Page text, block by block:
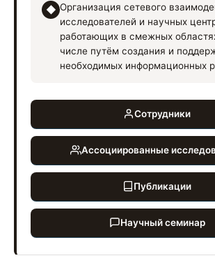
◆ Организация сетевого
исследователей и научных
работающих в смежных
числе путём создания и
необходимых информационных
Сотрудники
Ассоциированные
Публикации
Научный семинар